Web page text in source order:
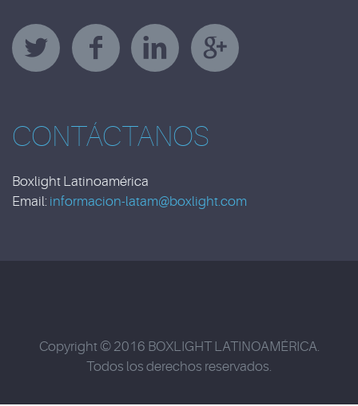
CONTÁCTANOS
Boxlight Latinoamérica
Email: informacion-latam@boxlight.com
Copyright © 2016 BOXLIGHT LATINOAMÉRICA.
Todos los derechos reservados.